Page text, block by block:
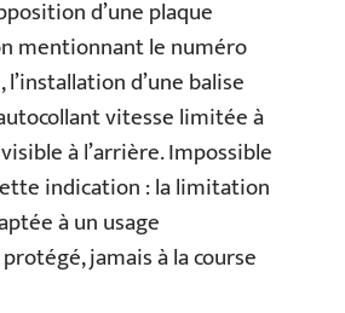
d’une plaque
mentionnant le numéro
d’une balise
vitesse limitée à
à l’arrière. Impossible
indication : la limitation
à un usage
jamais à la course